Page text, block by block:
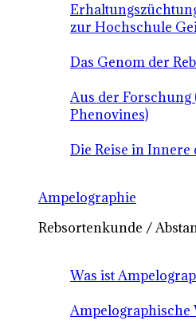
zur Hochschule
Das Genom der
Aus der
Phenovines)
Die Reise in Innere
Ampelographie
Rebsortenkunde /
Was ist
Ampelographische